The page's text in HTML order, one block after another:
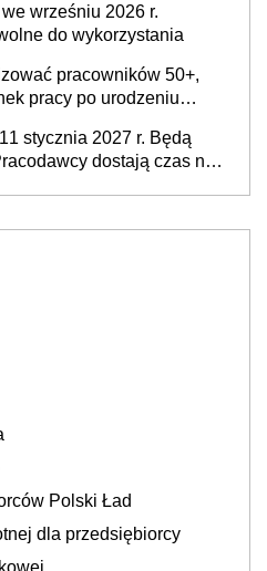
wrześniu 2026 r.
do wykorzystania
pracowników 50+,
pracy po urodzeniu
Fundusz na rzecz
stycznia 2027 r. Będą
dostają czas na
Polski Ład
dla przedsiębiorcy